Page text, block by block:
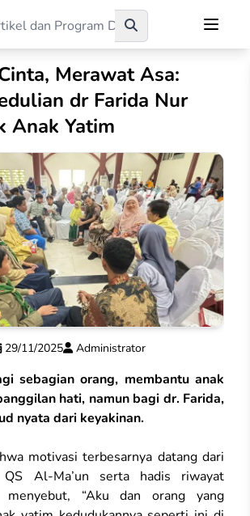
Merawat Asa:
dr Farida Nur
Anak Yatim
29/11/2025 Administrator
sebagian orang, membantu anak
hati, namun bagi dr. Farida,
nyata dari keyakinan.
motivasi terbesarnya datang dari
Al-Ma’un serta hadis riwayat
menyebut, “Aku dan orang yang